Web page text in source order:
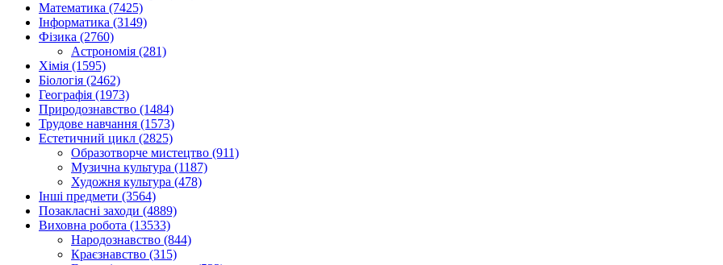
Математика (7425)
Інформатика (3149)
Фізика (2760)
Астрономія (281)
Хімія (1595)
Біологія (2462)
Географія (1973)
Природознавство (1484)
Трудове навчання (1573)
Естетичний цикл (2825)
Образотворче мистецтво (911)
Музична культура (1187)
Художня культура (478)
Інші предмети (3564)
Позакласні заходи (4889)
Виховна робота (13533)
Народознавство (844)
Краєзнавство (315)